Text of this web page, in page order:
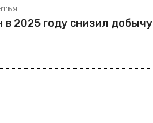
в 2025 году снизил добычу